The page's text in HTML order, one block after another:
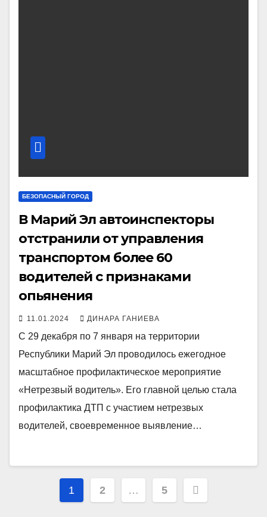
БЕЗОПАСНЫЙ ГОРОД
В Марий Эл автоинспекторы
отстранили от управления
транспортом более 60
водителей с признаками
опьянения
11.01.2024 ДИНАРА ГАНИЕВА
С 29 декабря по 7 января на территории
Республики Марий Эл проводилось ежегодное
масштабное профилактическое мероприятие
«Нетрезвый водитель». Его главной целью стала
профилактика ДТП с участием нетрезвых
водителей, своевременное выявление…
Пагинация
1 2 … 5